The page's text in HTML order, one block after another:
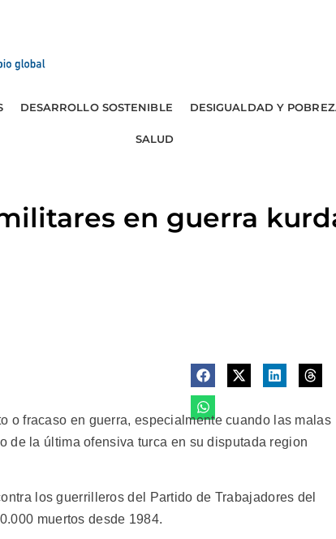
DESARROLLO SOSTENIBLE DESIGUALDAD Y
SALUD
en guerra
o fracaso en guerra, especialmente cuando las malas
de la última ofensiva turca en su disputada region
los guerrilleros del Partido de Trabajadores del
muertos desde 1984.